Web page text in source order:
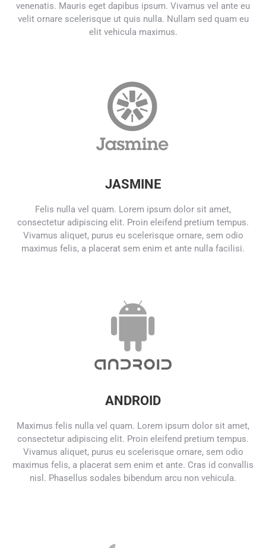
venenatis. Mauris eget dapibus ipsum. Vivamus vel ante eu
velit ornare scelerisque ut quis nulla. Nullam sed quam eu
elit vehicula maximus.
JASMINE
Felis nulla vel quam. Lorem ipsum dolor sit amet,
consectetur adipiscing elit. Proin eleifend pretium tempus.
Vivamus aliquet, purus eu scelerisque ornare, sem odio
maximus felis, a placerat sem enim et ante nulla facilisi.
ANDROID
Maximus felis nulla vel quam. Lorem ipsum dolor sit amet,
consectetur adipiscing elit. Proin eleifend pretium tempus.
Vivamus aliquet, purus eu scelerisque ornare, sem odio
maximus felis, a placerat sem enim et ante. Cras id convallis
nisl. Phasellus sodales bibendum arcu non vehicula.